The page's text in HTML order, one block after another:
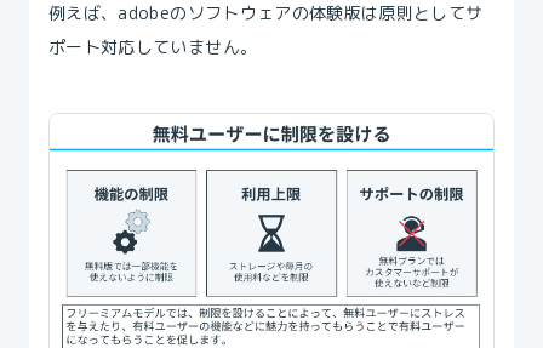
例えば、adobeのソフトウェアの体験版は原則としてサ
ポート対応していません。